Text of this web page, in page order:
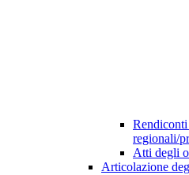
regionali/
Atti degli
Articolazione